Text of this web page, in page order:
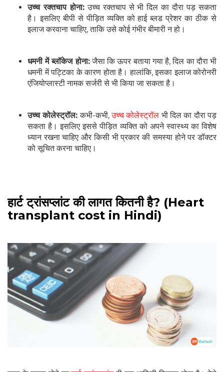
उच्च रक्तचाप होना:उच्च रक्तचाप से भी दिल का दौरा पड़ सकता
है। इसलिए बीपी से पीड़ित व्यक्ति को हाई ब्लड प्रेशर का ठीक से
इलाज करवाना चाहिए, ताकि उसे कोई गंभीर बीमारी न हो।
धमनी में ब्लॉकेज होना:जैसा कि ऊपर बताया गया है, दिल का दौरा भी
धमनी में पट्टिका के कारण होता है। हालांकि, इसका इलाज कोरोनरी
एंजियोप्लास्टी नामक सर्जरी से भी किया जा सकता है।
उच्च कोलेस्ट्रॉल: कभी-कभी,उच्च कोलेस्ट्रॉल भी दिल का दौरा पड़
सकता है। इसलिए इससे पीड़ित व्यक्ति को अपने स्वास्थ्य का विशेष
ध्यान रखना चाहिए और किसी भी प्रकार की समस्या होने पर डॉक्टर
को सूचित करना चाहिए।
हार्ट ट्रांसप्लांट की लागत कितनी है? (Heart
transplant cost in Hindi)